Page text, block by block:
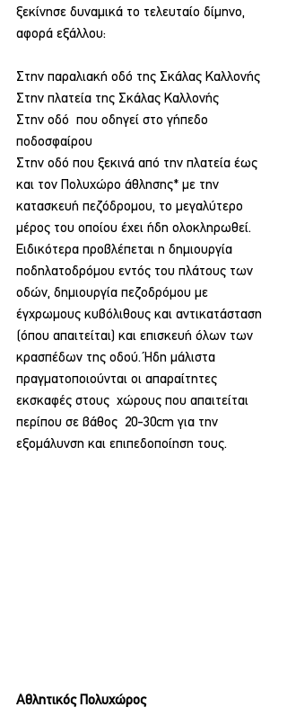
ξεκίνησε δυναμικά το τελευταίο δίμηνο,
αφορά εξάλλου:
Στην παραλιακή οδό της Σκάλας Καλλονής
Στην πλατεία της Σκάλας Καλλονής
Στην οδό  που οδηγεί στο γήπεδο
ποδοσφαίρου
Στην οδό που ξεκινά από την πλατεία έως
και τον Πολυχώρο άθλησης* με την
κατασκευή πεζόδρομου, το μεγαλύτερο
μέρος του οποίου έχει ήδη ολοκληρωθεί.
Ειδικότερα προβλέπεται η δημιουργία
ποδηλατοδρόμου εντός του πλάτους των
οδών, δημιουργία πεζοδρόμου με
έγχρωμους κυβόλιθους και αντικατάσταση
(όπου απαιτείται) και επισκευή όλων των
κρασπέδων της οδού. Ήδη μάλιστα
πραγματοποιούνται οι απαραίτητες
εκσκαφές στους  χώρους που απαιτείται
περίπου σε βάθος  20-30cm για την
εξομάλυνση και επιπεδοποίηση τους.
Αθλητικός Πολυχώρος